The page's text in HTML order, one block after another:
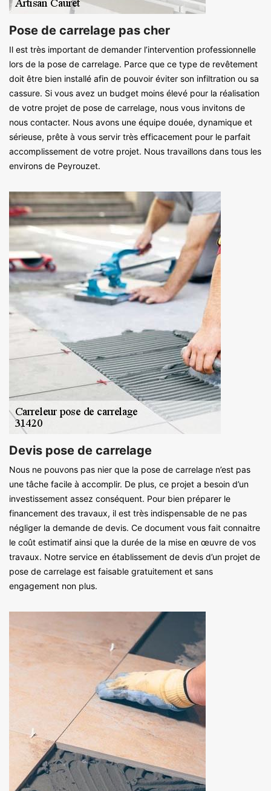
Pose de carrelage pas cher
Il est très important de demander l’intervention professionnelle
lors de la pose de carrelage. Parce que ce type de revêtement
doit être bien installé afin de pouvoir éviter son infiltration ou sa
cassure. Si vous avez un budget moins élevé pour la réalisation
de votre projet de pose de carrelage, nous vous invitons de
nous contacter. Nous avons une équipe douée, dynamique et
sérieuse, prête à vous servir très efficacement pour le parfait
accomplissement de votre projet. Nous travaillons dans tous les
environs de Peyrouzet.
Devis pose de carrelage
Nous ne pouvons pas nier que la pose de carrelage n’est pas
une tâche facile à accomplir. De plus, ce projet a besoin d’un
investissement assez conséquent. Pour bien préparer le
financement des travaux, il est très indispensable de ne pas
négliger la demande de devis. Ce document vous fait connaitre
le coût estimatif ainsi que la durée de la mise en œuvre de vos
travaux. Notre service en établissement de devis d’un projet de
pose de carrelage est faisable gratuitement et sans
engagement non plus.